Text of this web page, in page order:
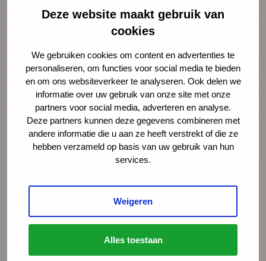
Deze website maakt gebruik van
cookies
We gebruiken cookies om content en advertenties te
personaliseren, om functies voor social media te bieden
en om ons websiteverkeer te analyseren. Ook delen we
informatie over uw gebruik van onze site met onze
partners voor social media, adverteren en analyse.
Deze partners kunnen deze gegevens combineren met
andere informatie die u aan ze heeft verstrekt of die ze
hebben verzameld op basis van uw gebruik van hun
services.
Weigeren
Alles toestaan
Ellen-Joan Wessels
adviseur
ejwessels@ncj.nl
06 - 13 27 67 62
Lees meer over Ellen-Joan Wessels